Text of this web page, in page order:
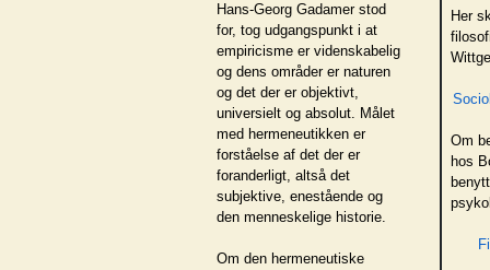
Hans-Georg Gadamer stod
for, tog udgangspunkt i at
empiricisme er videnskabelig
og dens områder er naturen
og det der er objektivt,
universielt og absolut. Målet
med hermeneutikken er
forståelse af det der er
foranderligt, altså det
subjektive, enestående og
den menneskelige historie.
Om den hermeneutiske
Her
Om
hos